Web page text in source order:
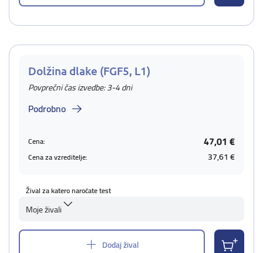
Dolžina dlake (FGF5, L1)
Povprečni čas izvedbe: 3-4 dni
Podrobno
Cena: 47,01 €
Cena za vzreditelje: 37,61 €
Žival za katero naročate test
Moje živali
Dodaj žival